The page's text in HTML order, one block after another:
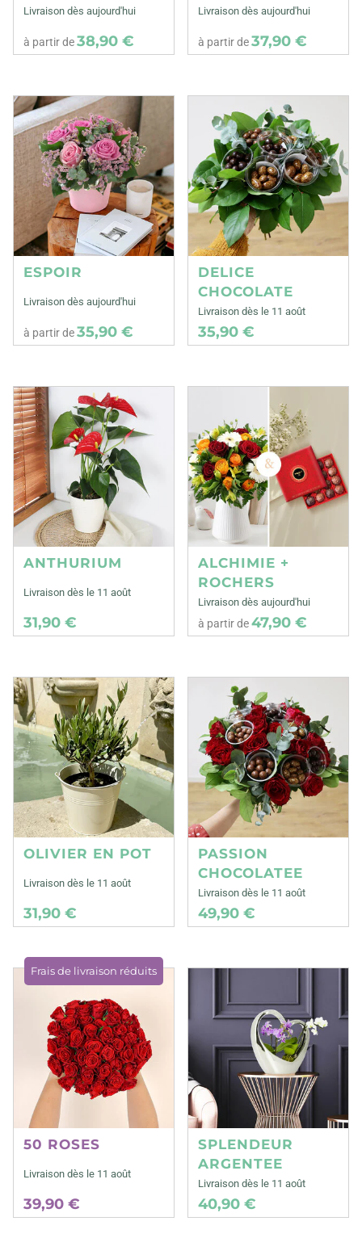
Livraison dès aujourd'hui
à partir de38,90 €
Livraison dès aujourd'hui
à partir de37,90 €
ESPOIR
Livraison dès aujourd'hui
à partir de35,90 €
DELICE
CHOCOLATE
Livraison dès le 11 août
35,90 €
ANTHURIUM
Livraison dès le 11 août
31,90 €
ALCHIMIE +
ROCHERS
Livraison dès aujourd'hui
à partir de47,90 €
OLIVIER EN POT
Livraison dès le 11 août
31,90 €
PASSION
CHOCOLATEE
Livraison dès le 11 août
49,90 €
Frais de livraison réduits
50 ROSES
Livraison dès le 11 août
39,90 €
SPLENDEUR
ARGENTEE
Livraison dès le 11 août
40,90 €